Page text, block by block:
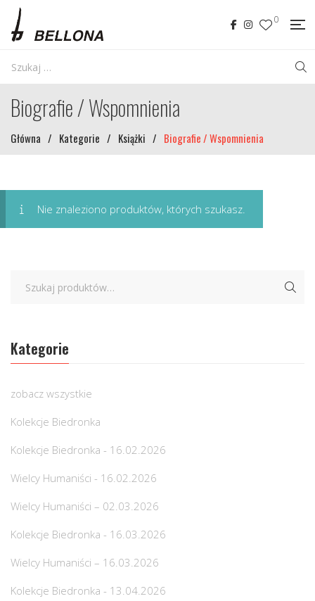
0
Biografie / Wspomnienia
Główna / Kategorie / Książki / Biografie / Wspomnienia
Nie znaleziono produktów, których szukasz.
Kategorie
zobacz wszystkie
Kolekcje Biedronka
Kolekcje Biedronka - 16.02.2026
Wielcy Humaniści - 16.02.2026
Wielcy Humaniści – 02.03.2026
Kolekcje Biedronka - 16.03.2026
Wielcy Humaniści – 16.03.2026
Kolekcje Biedronka - 13.04.2026